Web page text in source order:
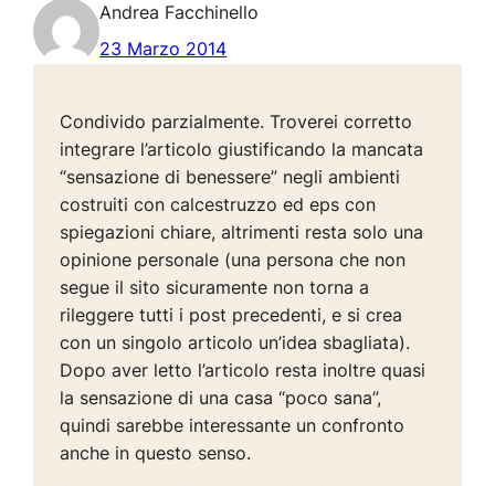
Andrea Facchinello
23 Marzo 2014
Condivido parzialmente. Troverei corretto
integrare l’articolo giustificando la mancata
“sensazione di benessere” negli ambienti
costruiti con calcestruzzo ed eps con
spiegazioni chiare, altrimenti resta solo una
opinione personale (una persona che non
segue il sito sicuramente non torna a
rileggere tutti i post precedenti, e si crea
con un singolo articolo un’idea sbagliata).
Dopo aver letto l’articolo resta inoltre quasi
la sensazione di una casa “poco sana”,
quindi sarebbe interessante un confronto
anche in questo senso.